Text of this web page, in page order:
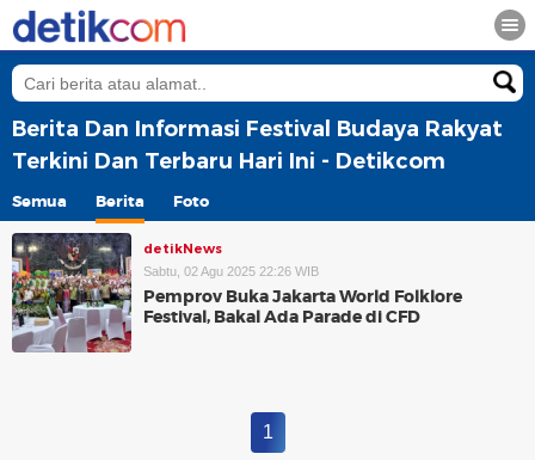
Berita Dan Informasi Festival Budaya Rakyat
Terkini Dan Terbaru Hari Ini - Detikcom
Semua Berita Foto
detikNews
Sabtu, 02 Agu 2025 22:26 WIB
Pemprov Buka Jakarta World Folklore
Festival, Bakal Ada Parade di CFD
1